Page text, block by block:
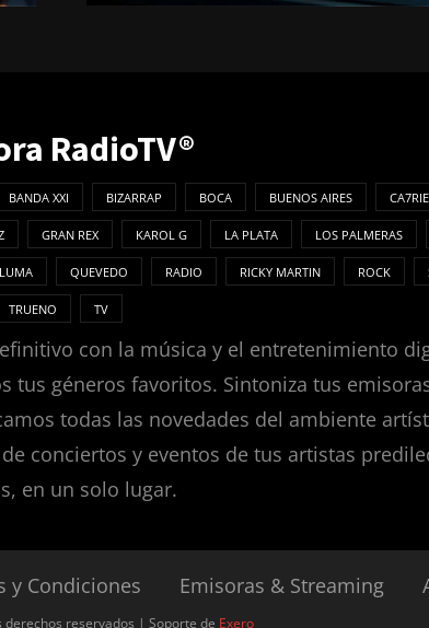
RadioTV®
BANDA XXI BIZARRAP BOCA BUENOS AIRES
GRAN REX KAROL G LA PLATA LOS PALMERAS
QUEVEDO RADIO RICKY MARTIN ROCK
TRUENO TV
con la música y el entretenimiento
géneros favoritos. Sintoniza tus
todas las novedades del ambiente
conciertos y eventos de tus artistas
en un solo lugar.
y Condiciones Emisoras & Streaming
derechos reservados | Soporte de Exero